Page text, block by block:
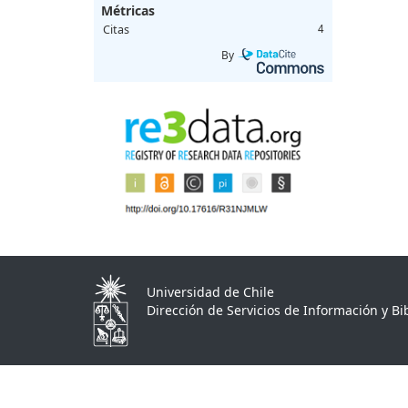
Métricas
Citas 4
By
Universidad de Chile
Dirección de Servicios de Información y